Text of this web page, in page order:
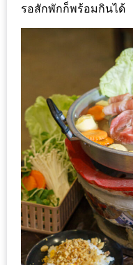
ที่
AIKO
RAMA
3)
อาหาร
โดน
ใจ
ภาพ
ใส
ปิ๊
งด้วย
รอสักพักก็พร้อมกินได้